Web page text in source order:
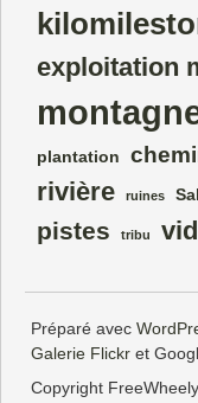
exploitation
plantation
rivière ruines
pistes tribu
Préparé avec
Galerie Flickr et
Copyright